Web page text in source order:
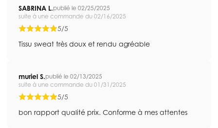
SABRINA L.publié le 02/25/2025
suite à une commande du 02/16/2025
5/5
Tissu sweat très doux et rendu agréable
muriel S.publié le 02/13/2025
suite à une commande du 01/31/2025
5/5
bon rapport qualité prix. Conforme à mes attentes